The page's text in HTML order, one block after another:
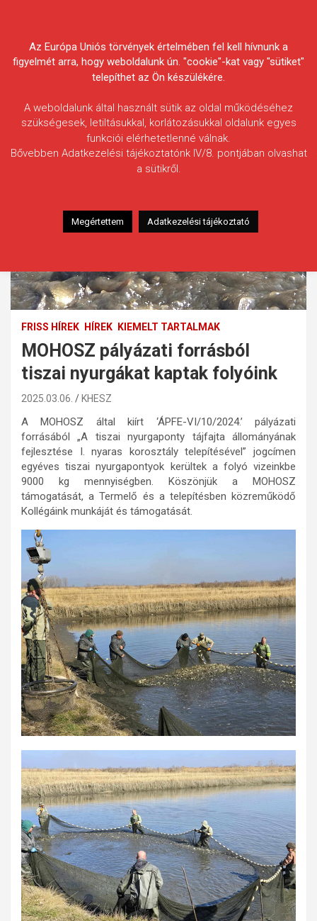
Egyesületek Szövetsége
FRISS HÍREK HÍREK KIEMELT TARTALMAK
MOHOSZ pályázati forrásból
tiszai nyurgákat kaptak folyóink
2025.03.06. KHESZ
A MOHOSZ által kiírt ‘ÁPFE-VI/10/2024.’ pályázati
forrásából „A tiszai nyurgaponty tájfajta állományának
fejlesztése I. nyaras korosztály telepítésével” jogcímen
egyéves tiszai nyurgapontyok kerültek a folyó vizeinkbe
9000 kg mennyiségben. Köszönjük a MOHOSZ
támogatását, a Termelő és a telepítésben közreműködő
Kollégáink munkáját és támogatását.
Az Európa Uniós törvények értelmében fel kell hívnunk a
figyelmét arra, hogy weboldalunk ún. "cookie"-kat vagy "sütiket"
telepíthet az Ön készülékére.
A weboldalunk által használt sütik az oldal működéséhez
szükségesek, letiltásukkal, korlátozásukkal oldalunk egyes
funkciói elérhetetlenné válnak.
Bővebben Adatkezelési tájékoztatónk IV/8. pontjában olvashat
a sütikről.
Megértettem Adatkezelési tájékoztató